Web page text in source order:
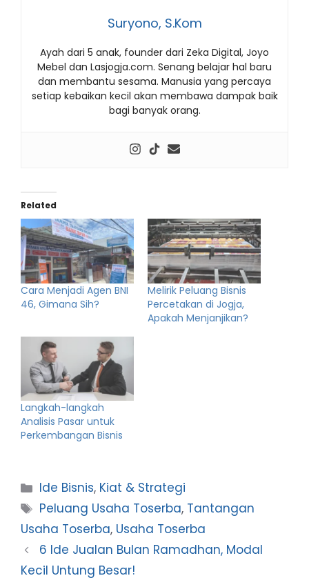
Suryono, S.Kom
Ayah dari 5 anak, founder dari Zeka Digital, Joyo
Mebel dan Lasjogja.com. Senang belajar hal baru
dan membantu sesama. Manusia yang percaya
setiap kebaikan kecil akan membawa dampak baik
bagi banyak orang.
Related
Cara Menjadi Agen BNI
46, Gimana Sih?
Melirik Peluang Bisnis
Percetakan di Jogja,
Apakah Menjanjikan?
Langkah-langkah
Analisis Pasar untuk
Perkembangan Bisnis
Categories
Ide Bisnis, Kiat & Strategi
Tags
Peluang Usaha Toserba, Tantangan
Usaha Toserba, Usaha Toserba
6 Ide Jualan Bulan Ramadhan, Modal
Kecil Untung Besar!